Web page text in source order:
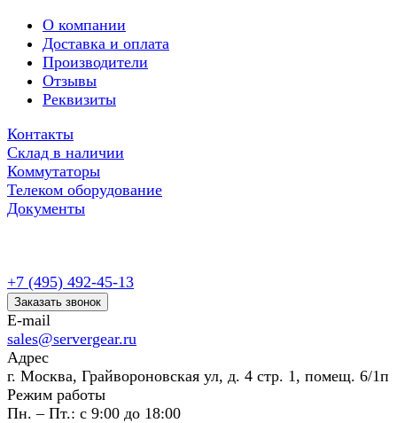
О компании
Доставка и оплата
Производители
Отзывы
Реквизиты
Контакты
Склад в наличии
Коммутаторы
Телеком оборудование
Документы
+7 (495) 492-45-13
Заказать звонок
E-mail
sales@servergear.ru
Адрес
г. Москва, Грайвороновская ул, д. 4 стр. 1, помещ. 6/1п
Режим работы
Пн. – Пт.: с 9:00 до 18:00